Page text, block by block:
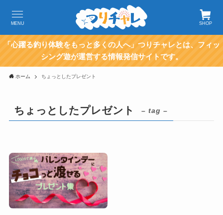
SHOP
MENU
「心躍る釣り体験をもっと多くの人へ」つりチャレとは、フィッ
シング遊が運営する情報発信サイトです。
ホーム ちょっとしたプレゼント
ちょっとしたプレゼント – tag –